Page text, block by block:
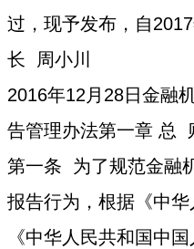
过，现予发布，自
长 周小川
2016年12月28日金融
告管理办法第一章 总
第一条 为了规范金融
报告行为，根据《中华
《中华人民共和国中